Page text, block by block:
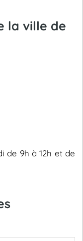
la ville de
de 9h à 12h et de